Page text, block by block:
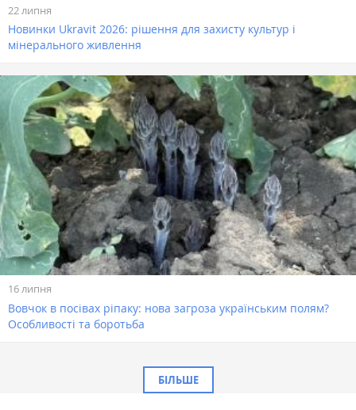
22 липня
Новинки Ukravit 2026: рішення для захисту культур і
мінерального живлення
16 липня
Вовчок в посівах ріпаку: нова загроза українським полям?
Особливості та боротьба
БІЛЬШЕ